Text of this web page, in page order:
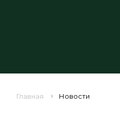
Главная Новости